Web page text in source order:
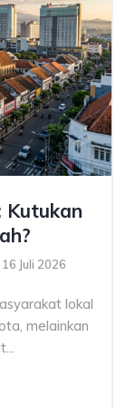
Kutukan
16 Juli 2026
lokal
melainkan